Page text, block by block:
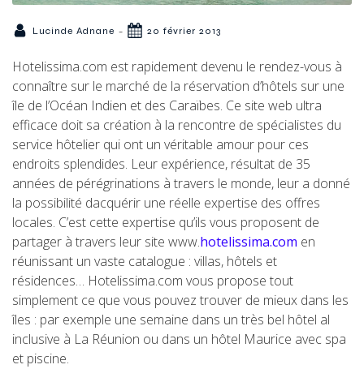
Lucinde Adnane - 20 février 2013
Hotelissima.com est rapidement devenu le rendez-vous à
connaître sur le marché de la réservation d’hôtels sur une
île de l’Océan Indien et des Caraïbes. Ce site web ultra
efficace doit sa création à la rencontre de spécialistes du
service hôtelier qui ont un véritable amour pour ces
endroits splendides. Leur expérience, résultat de 35
années de pérégrinations à travers le monde, leur a donné
la possibilité dacquérir une réelle expertise des offres
locales. C’est cette expertise qu’ils vous proposent de
partager à travers leur site www.hotelissima.com en
réunissant un vaste catalogue : villas, hôtels et
résidences… Hotelissima.com vous propose tout
simplement ce que vous pouvez trouver de mieux dans les
îles : par exemple une semaine dans un très bel hôtel al
inclusive à La Réunion ou dans un hôtel Maurice avec spa
et piscine.